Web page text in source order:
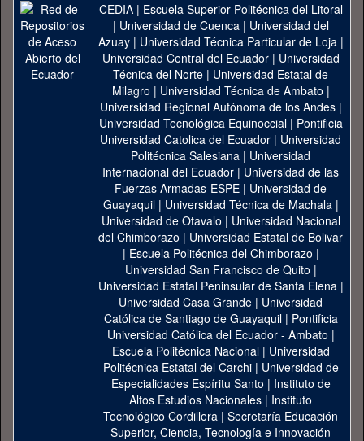
CEDIA| Escuela Superior Politécnica del Litoral
| Universidad de Cuenca| Universidad del
Azuay| Universidad Técnica Particular de Loja|
Universidad Central del Ecuador| Universidad
Técnica del Norte | Universidad Estatal de
Milagro | Universidad Técnica de Ambato |
Universidad Regional Autónoma de los Andes|
Universidad Tecnológica Equinoccial| Pontificia
Universidad Catolica del Ecuador | Universidad
Politécnica Salesiana | Universidad
Internacional del Ecuador | Universidad de las
Fuerzas Armadas-ESPE | Universidad de
Guayaquil| Universidad Técnica de Machala|
Universidad de Otavalo | Universidad Nacional
del Chimborazo | Universidad Estatal de Bolivar
| Escuela Politécnica del Chimborazo |
Universidad San Francisco de Quito |
Universidad Estatal Peninsular de Santa Elena|
Universidad Casa Grande | Universidad
Católica de Santiago de Guayaquil| Pontificia
Universidad Católica del Ecuador - Ambato |
Escuela Politécnica Nacional| Universidad
Politécnica Estatal del Carchi| Universidad de
Especialidades Espíritu Santo | Instituto de
Altos Estudios Nacionales | Instituto
Tecnológico Cordillera | Secretaría Educación
Superior, Ciencia, Tecnología e Innovación